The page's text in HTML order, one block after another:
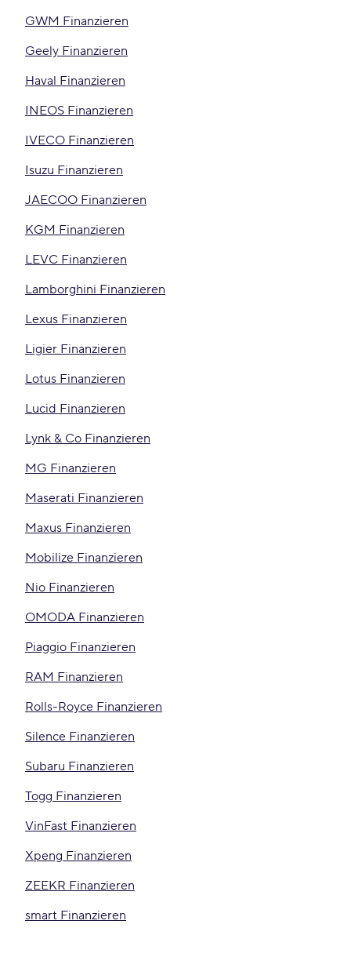
GWM Finanzieren
Geely Finanzieren
Haval Finanzieren
INEOS Finanzieren
IVECO Finanzieren
Isuzu Finanzieren
JAECOO Finanzieren
KGM Finanzieren
LEVC Finanzieren
Lamborghini Finanzieren
Lexus Finanzieren
Ligier Finanzieren
Lotus Finanzieren
Lucid Finanzieren
Lynk & Co Finanzieren
MG Finanzieren
Maserati Finanzieren
Maxus Finanzieren
Mobilize Finanzieren
Nio Finanzieren
OMODA Finanzieren
Piaggio Finanzieren
RAM Finanzieren
Rolls-Royce Finanzieren
Silence Finanzieren
Subaru Finanzieren
Togg Finanzieren
VinFast Finanzieren
Xpeng Finanzieren
ZEEKR Finanzieren
smart Finanzieren